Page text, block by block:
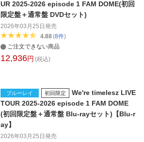
UR 2025-2026 episode 1 FAM DOME(初回
限定盤＋通常盤 DVDセット)
2026年03月25日 発売
4.88(8件)
ご注文できない商品
12,936円 (税込)
ブルーレイ 初回限定
We're timelesz LIVE
TOUR 2025-2026 episode 1 FAM DOME
(初回限定盤＋通常盤 Blu-rayセット)【Blu-r
ay】
2026年03月25日 発売